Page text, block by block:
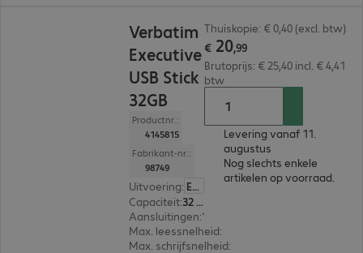
Verbatim
Executive
USB Stick
32GB
Productnr.:
4145815
Fabrikant-nr.:
98749
Uitvoering: Europa
Capaciteit:
32 GB
Aansluitingen:
Max. leessnelheid:
Max. schrijfsnelheid:
Thuiskopie: € 0,40 (excl. btw)
€ 20,99
Brutoprijs: € 25,40 incl. € 4,41
btw
Levering vanaf 11.
augustus
Nog slechts enkele
artikelen op voorraad.